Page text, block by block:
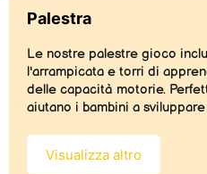
Palestra
Le nostre palestre gioco
l'arrampicata e torri di
delle capacità motorie.
aiutano i bambini a
Visualizza altro